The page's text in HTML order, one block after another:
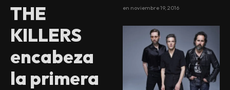
THE
KILLERS
encabeza
la primera
en noviembre 19, 2016